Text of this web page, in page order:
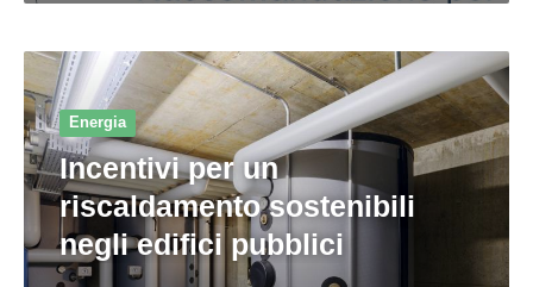
Energia
Incentivi per un
riscaldamento sostenibili
negli edifici pubblici